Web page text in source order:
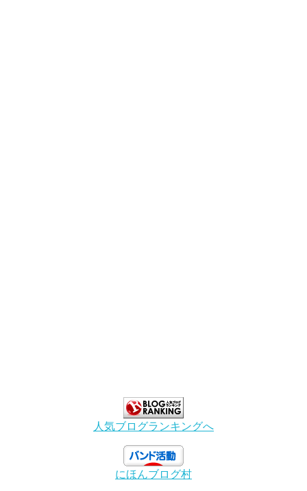
人気ブログランキングへ
にほんブログ村